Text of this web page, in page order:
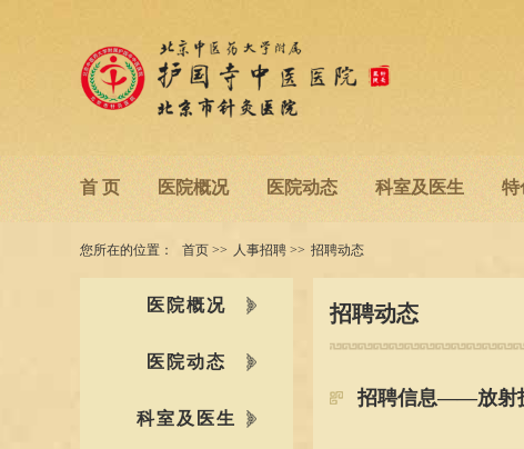
首 页 医院概况 医院动态 科室及医生 特
您所在的位置： 首页 >> 人事招聘 >> 招聘动态
医院概况
医院动态
科室及医生
招聘动态
招聘信息——放射